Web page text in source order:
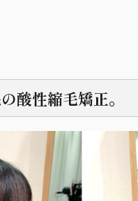
酸性縮毛矯正。